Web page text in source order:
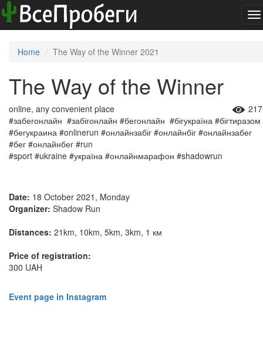
Home The Way of the Winner 2021
The Way of the Winner
online, any convenient place
#забегонлайн #забігонлайн #бегонлайн #бігукраїна #бігтиразом
#бегукраина #onlinerun #онлайнзабіг #онлайнбіг #онлайнзабег
#бег #онлайнбег #run
#sport #ukraine #україна #онлайнмарафон #shadowrun
Date: 18 October 2021, Monday
Organizer: Shadow Run
Distances: 21km, 10km, 5km, 3km, 1 км
Price of registration:
300 UAH
Event page in Instagram